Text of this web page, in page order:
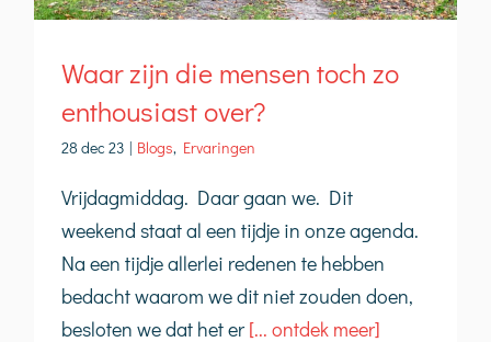
Waar zijn die mensen toch zo
enthousiast over?
28 dec 23 | Blogs, Ervaringen
Vrijdagmiddag. Daar gaan we. Dit
weekend staat al een tijdje in onze agenda.
Na een tijdje allerlei redenen te hebben
bedacht waarom we dit niet zouden doen,
besloten we dat het er[... ontdek meer]